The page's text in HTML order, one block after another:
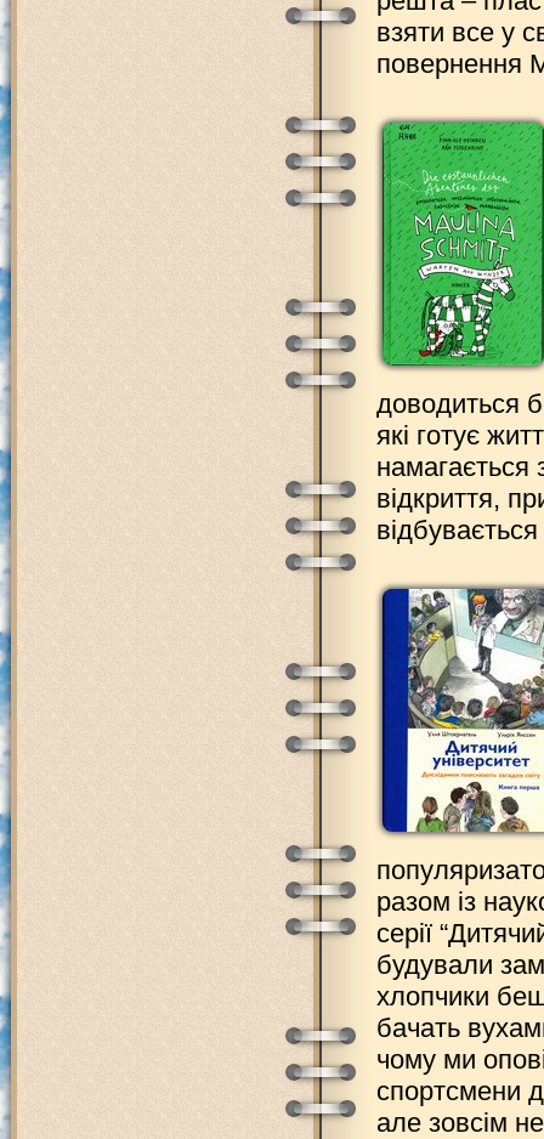
взяти все у
повернення
доводиться
які готує
намагається
відкриття,
відбувається
разом із
серії
будували
хлопчики
бачать
чому ми
спортсмени
але зовсім